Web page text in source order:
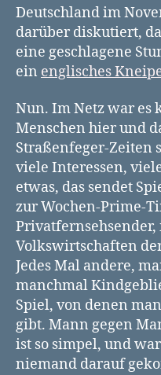
Deutschland im
darüber diskutiert,
eine geschlagene
ein englisches
Nun. Im Netz war es
Menschen hier und
Straßenfeger-Zeiten
viele Interessen,
etwas, das sendet
zur Wochen-Prime-
Volkswirtschaften
Jedes Mal andere,
manchmal
Spiel, von denen
gibt. Mann gegen
ist so simpel, und
niemand darauf